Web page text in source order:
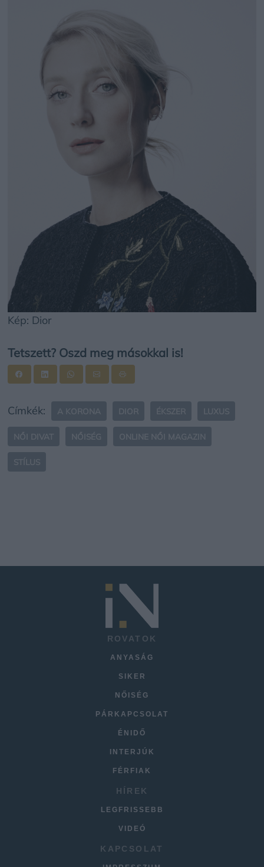
Kép: Dior
Tetszett? Oszd meg másokkal is!
Címkék: A KORONA DIOR ÉKSZER LUXUS
NŐI DIVAT NŐISÉG ONLINE NŐI MAGAZIN
STÍLUS
ROVATOK
ANYASÁG
SIKER
NŐISÉG
PÁRKAPCSOLAT
ÉNIDŐ
INTERJÚK
FÉRFIAK
HÍREK
LEGFRISSEBB
VIDEÓ
KAPCSOLAT